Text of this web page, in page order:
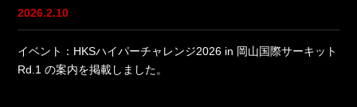
2026.2.10
イベント：HKSハイパーチャレンジ2026 in 岡山国際サーキット
Rd.1 の案内を掲載しました。